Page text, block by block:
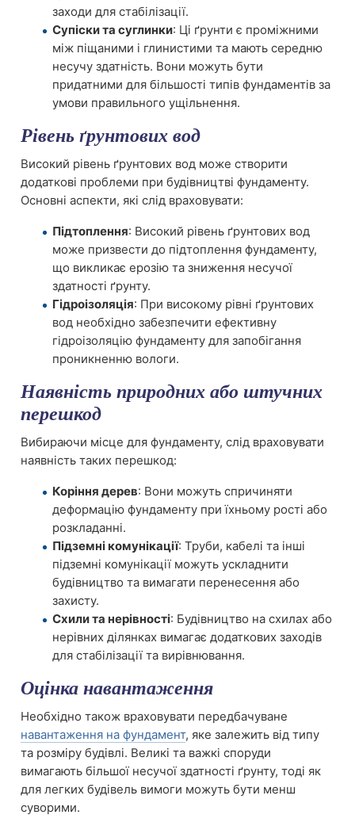
заходи для стабілізації.
Супіски та суглинки: Ці ґрунти є проміжними
між піщаними і глинистими та мають середню
несучу здатність. Вони можуть бути
придатними для більшості типів фундаментів за
умови правильного ущільнення.
Рівень ґрунтових вод
Високий рівень ґрунтових вод може створити
додаткові проблеми при будівництві фундаменту.
Основні аспекти, які слід враховувати:
Підтоплення: Високий рівень ґрунтових вод
може призвести до підтоплення фундаменту,
що викликає ерозію та зниження несучої
здатності ґрунту.
Гідроізоляція: При високому рівні ґрунтових
вод необхідно забезпечити ефективну
гідроізоляцію фундаменту для запобігання
проникненню вологи.
Наявність природних або штучних
перешкод
Вибираючи місце для фундаменту, слід враховувати
наявність таких перешкод:
Коріння дерев: Вони можуть спричиняти
деформацію фундаменту при їхньому рості або
розкладанні.
Підземні комунікації: Труби, кабелі та інші
підземні комунікації можуть ускладнити
будівництво та вимагати перенесення або
захисту.
Схили та нерівності: Будівництво на схилах або
нерівних ділянках вимагає додаткових заходів
для стабілізації та вирівнювання.
Оцінка навантаження
Необхідно також враховувати передбачуване
навантаження на фундамент, яке залежить від типу
та розміру будівлі. Великі та важкі споруди
вимагають більшої несучої здатності ґрунту, тоді як
для легких будівель вимоги можуть бути менш
суворими.